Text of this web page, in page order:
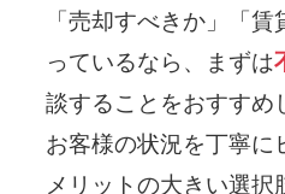
「売却すべきか」「
っているなら、まずは
談することをおすすめ
お客様の状況を丁寧に
メリットの大きい選択